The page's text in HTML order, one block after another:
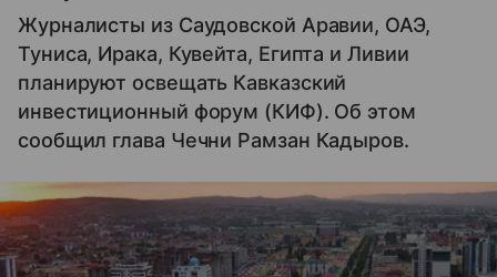
Журналисты из Саудовской Аравии, ОАЭ,
Туниса, Ирака, Кувейта, Египта и Ливии
планируют освещать Кавказский
инвестиционный форум (КИФ). Об этом
сообщил глава Чечни Рамзан Кадыров.